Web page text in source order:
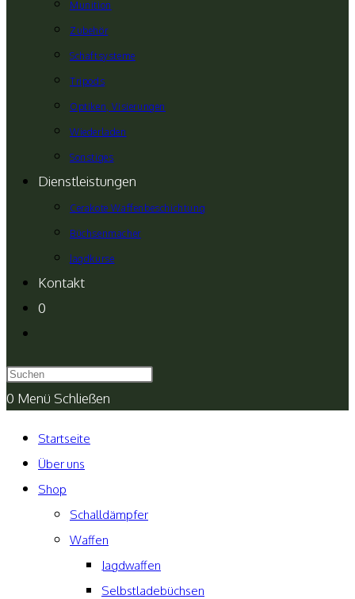
Munition
Zubehör
Schaftsysteme
Tripods
Optiken, Visierungen
Wiederladen
Sonstiges
Dienstleistungen
Cerakote Waffenbeschichtung
Büchsenmacher
Jagdkurse
Kontakt
0
umschalten
0 Menü Schließen
Startseite
Über uns
Shop
Schalldämpfer
Waffen
Jagdwaffen
Selbstladebüchsen